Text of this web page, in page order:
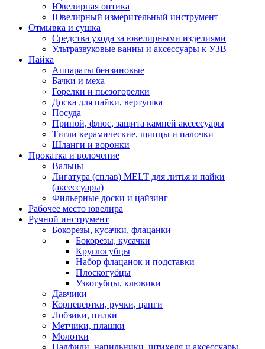
Ювелирная оптика
Ювелирный измерительный инструмент
Отмывка и сушка
Средства ухода за ювелирными изделиями
Ультразвуковые ванны и аксессуары к УЗВ
Пайка
Аппараты бензиновые
Бачки и меха
Горелки и пьезогорелки
Доска для пайки, вертушка
Посуда
Припой, флюс, защита камней аксессуары
Тигли керамические, щипцы и палочки
Шланги и воронки
Прокатка и волочение
Вальцы
Лигатура (сплав) MELT для литья и пайки
(аксессуары)
Фильерные доски и цайзинг
Рабочее место ювелира
Ручной инструмент
Бокорезы, кусачки, флацанки
Бокорезы, кусачки
Круглогубцы
Набор флацанок и подставки
Плоскогубцы
Узкогубцы, клювики
Давчики
Корневертки, ручки, цанги
Лобзики, пилки
Метчики, плашки
Молотки
Надфили, напильники, штихеля и аксессуары